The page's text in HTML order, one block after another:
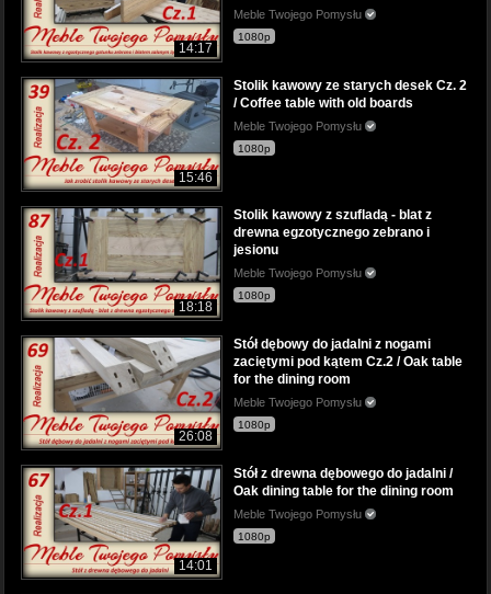
14:17
Meble Twojego Pomysłu
1080p
15:46
Stolik kawowy ze starych desek Cz. 2
/ Coffee table with old boards
Meble Twojego Pomysłu
1080p
18:18
Stolik kawowy z szufladą - blat z
drewna egzotycznego zebrano i
jesionu
Meble Twojego Pomysłu
1080p
26:08
Stół dębowy do jadalni z nogami
zaciętymi pod kątem Cz.2 / Oak table
for the dining room
Meble Twojego Pomysłu
1080p
14:01
Stół z drewna dębowego do jadalni /
Oak dining table for the dining room
Meble Twojego Pomysłu
1080p